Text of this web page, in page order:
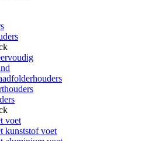
voet
kunststof voet